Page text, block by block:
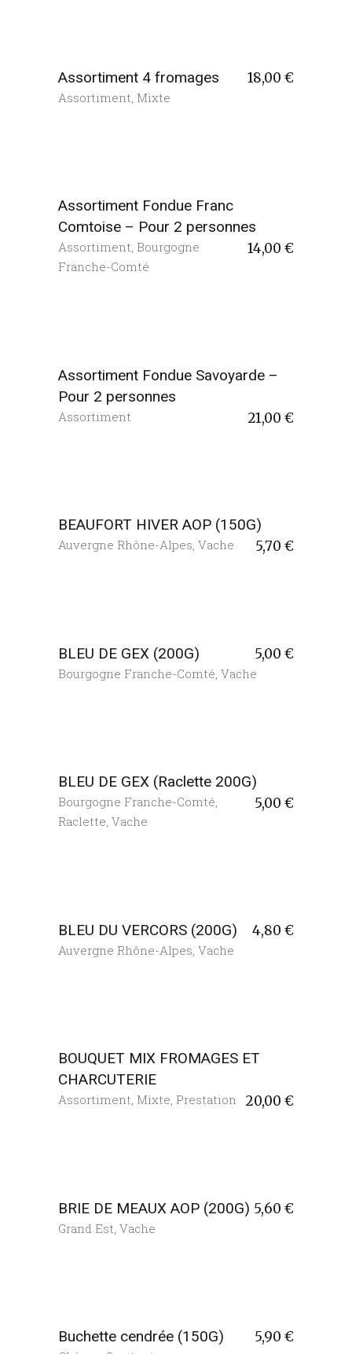
Assortiment 4 fromages 18,00 €
Assortiment Mixte
Assortiment Fondue Franc
Comtoise – Pour 2 personnes
14,00 €
Assortiment, Bourgogne
Franche-Comté
Assortiment Fondue Savoyarde –
Pour 2 personnes
21,00 €
Assortiment
BEAUFORT HIVER AOP (150G)
5,70 €
Auvergne Rhône-Alpes, Vache
BLEU DE GEX (200G) 5,00 €
Bourgogne Franche-Comté Vache
BLEU DE GEX (Raclette 200G)
5,00 €
Bourgogne Franche-Comté,
Raclette, Vache
BLEU DU VERCORS (200G) 4,80 €
Auvergne Rhône-Alpes Vache
BOUQUET MIX FROMAGES ET
CHARCUTERIE
20,00 €
Assortiment, Mixte, Prestation
BRIE DE MEAUX AOP (200G) 5,60 €
Grand Est Vache
Buchette cendrée (150G) 5,90 €